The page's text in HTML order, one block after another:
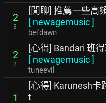
2
3
[閒聊] 推薦一些高
[ newagemusic]
befdawn
2
2
[心得] Bandari 班
[ newagemusic]
tuneevil
1
[心得] Karunesh卡
t